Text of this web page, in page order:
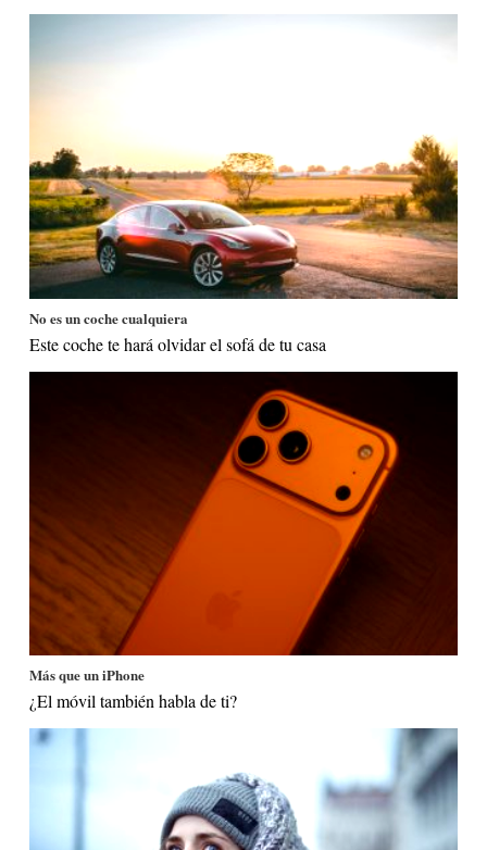
No es un coche cualquiera
Este coche te hará olvidar el sofá de tu casa
Más que un iPhone
¿El móvil también habla de ti?